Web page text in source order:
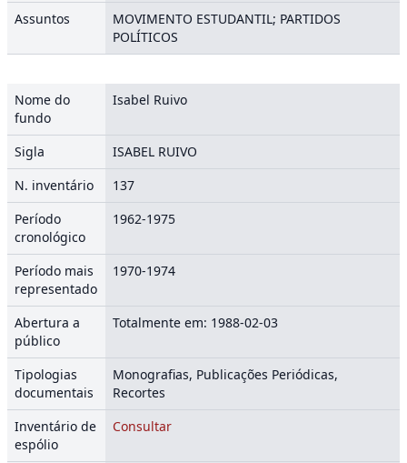
Assuntos
MOVIMENTO ESTUDANTIL; PARTIDOS
POLÍTICOS
Nome do
fundo
Isabel Ruivo
Sigla
ISABEL RUIVO
N. inventário
137
Período
cronológico
1962-1975
Período mais
representado
1970-1974
Abertura a
público
Totalmente em: 1988-02-03
Tipologias
documentais
Monografias, Publicações Periódicas,
Recortes
Inventário de
espólio
Consultar